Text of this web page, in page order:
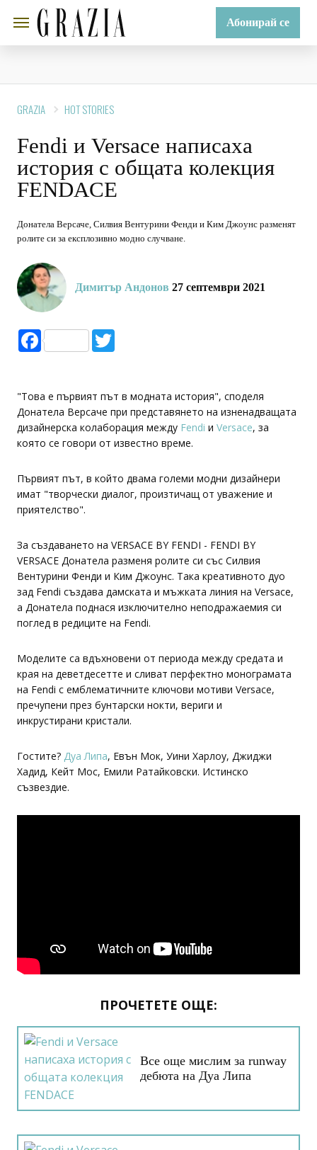
Абонирай се
GRAZIA HOT STORIES
Fendi и Versace написаха
история с общата колекция
FENDACE
Донатела Версаче, Силвия Вентурини Фенди и Ким Джоунс разменят
ролите си за експлозивно модно случване.
Димитър Андонов 27 септември 2021
Facebook
"Това е първият път в модната история", споделя
Донатела Версаче при представянето на изненадващата
дизайнерска колаборация между Fendi и Versace, за
която се говори от известно време.
Първият път, в който двама големи модни дизайнери
имат "творчески диалог, произтичащ от уважение и
приятелство".
За създаването на VERSACE BY FENDI - FENDI BY
VERSACE Донатела разменя ролите си със Силвия
Вентурини Фенди и Ким Джоунс. Така креативното дуо
зад Fendi създава дамската и мъжката линия на Versace,
а Донатела поднася изключително неподражаемия си
поглед в редиците на Fendi.
Моделите са вдъхновени от периода между средата и
края на деветдесетте и сливат перфектно монограмата
на Fendi с емблематичните ключови мотиви Versace,
пречупени през бунтарски нокти, вериги и
инкрустирани кристали.
Гостите? Дуа Липа, Евън Мок, Уини Харлоу, Джиджи
Хадид, Кейт Мос, Емили Ратайковски. Истинско
съзвездие.
ПРОЧЕТЕТЕ ОЩЕ:
Все още мислим за runway
дебюта на Дуа Липа